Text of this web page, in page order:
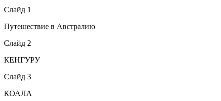
Слайд 1
Путешествие в Австралию
Слайд 2
КЕНГУРУ
Слайд 3
КОАЛА